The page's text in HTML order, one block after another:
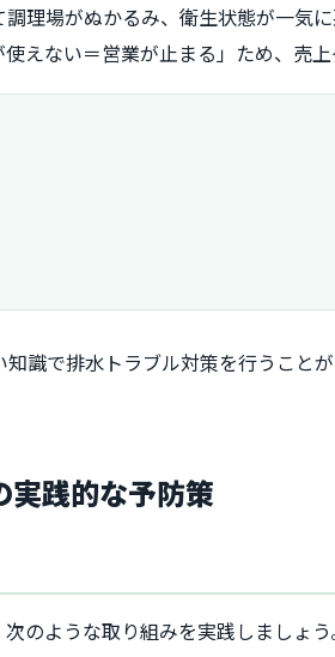
理場がぬかるみ、衛生状態が一気
えない＝営業が止まる」ため、売
識で排水トラブル対策を行うことが
実践的な予防策
のような取り組みを実践しましょう